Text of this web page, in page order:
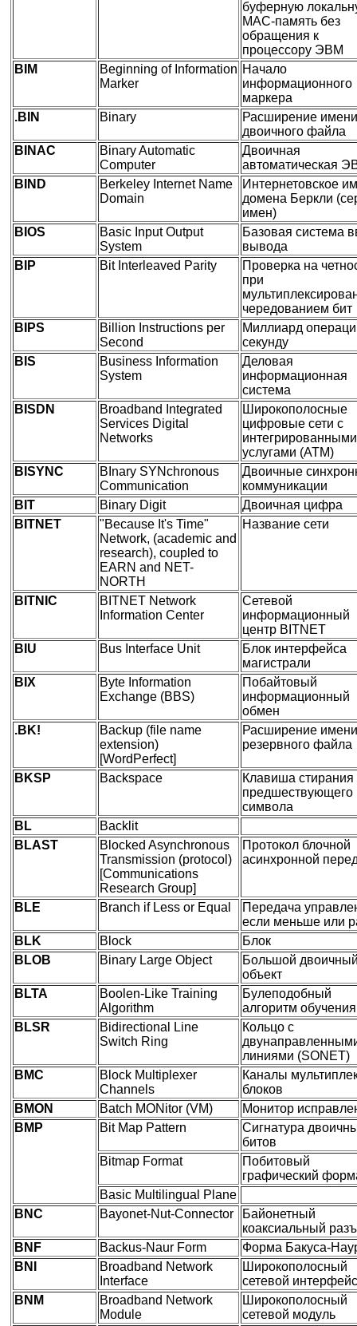
буферную
MAC-память без
обращения к
процессору ЭВМ
BIM
Beginning of Information
Marker
Начало
информационного
маркера
.BIN
Binary
Расширение имени
двоичного файла
BINAC
Binary Automatic
Computer
Двоичная
автоматическая
BIND
Berkeley Internet Name
Domain
Интернетовское
домена Беркли
имен)
BIOS
Basic Input Output
System
Базовая система
вывода
BIP
Bit Interleaved Parity
Проверка на
при
чередованием бит
BIPS
Billion Instructions per
Second
Миллиард
секунду
BIS
Business Information
System
Деловая
информационная
система
BISDN
Broadband Integrated
Services Digital
Networks
Широкополосные
цифровые сети с
интегрированными
услугами (ATM)
BISYNC
BInary SYNchronous
Communication
Двоичные
коммуникации
BIT
Binary Digit
Двоичная цифра
BITNET
"Because It's Time"
Network, (academic and
research), coupled to
EARN and NET-
NORTH
Название сети
BITNIC
BITNET Network
Information Center
Сетевой
информационный
центр BITNET
BIU
Bus Interface Unit
Блок интерфейса
магистрали
BIX
Byte Information
Exchange (BBS)
Побайтовый
информационный
обмен
.BK!
Backup (file name
extension)
[WordPerfect]
Расширение имени
резервного файла
BKSP Backspace
Клавиша стирания
предшествующего
символа
BL
Backlit
BLAST
Blocked Asynchronous
Transmission (protocol)
[Communications
Research Group]
Протокол блочной
асинхронной
BLE Branch if Less or Equal
Передача
если меньше или
BLK
Block
Блок
BLOB
Binary Large Object
Большой
объект
BLTA
Boolen-Like Training
Algorithm
Булеподобный
алгоритм обучения
BLSR
Bidirectional Line
Switch Ring
Кольцо с
линиями (SONET)
BMC
Block Multiplexer
Channels
Каналы
блоков
BMON
Batch MONitor (VM)
Монитор
BMP
Bit Map Pattern
Сигнатура
битов
Bitmap Format
Побитовый
графический
Basic Multilingual Plane
BNC
Bayonet-Nut-Connector
Байонетный
коаксиальный
BNF
Backus-Naur Form
Форма Бакуса-
BNI
Broadband Network
Interface
Широкополосный
сетевой интерфейс
BNM
Broadband Network
Module
Широкополосный
сетевой модуль